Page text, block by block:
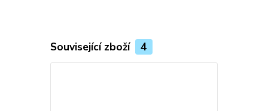
Související zboží 4